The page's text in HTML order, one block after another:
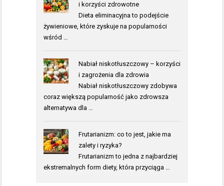
i korzyści zdrowotne
Dieta eliminacyjna to podejście
żywieniowe, które zyskuje na popularności
wśród …
Nabiał niskotłuszczowy – korzyści
i zagrożenia dla zdrowia
Nabiał niskotłuszczowy zdobywa
coraz większą popularność jako zdrowsza
alternatywa dla …
Frutarianizm: co to jest, jakie ma
zalety i ryzyka?
Frutarianizm to jedna z najbardziej
ekstremalnych form diety, która przyciąga …